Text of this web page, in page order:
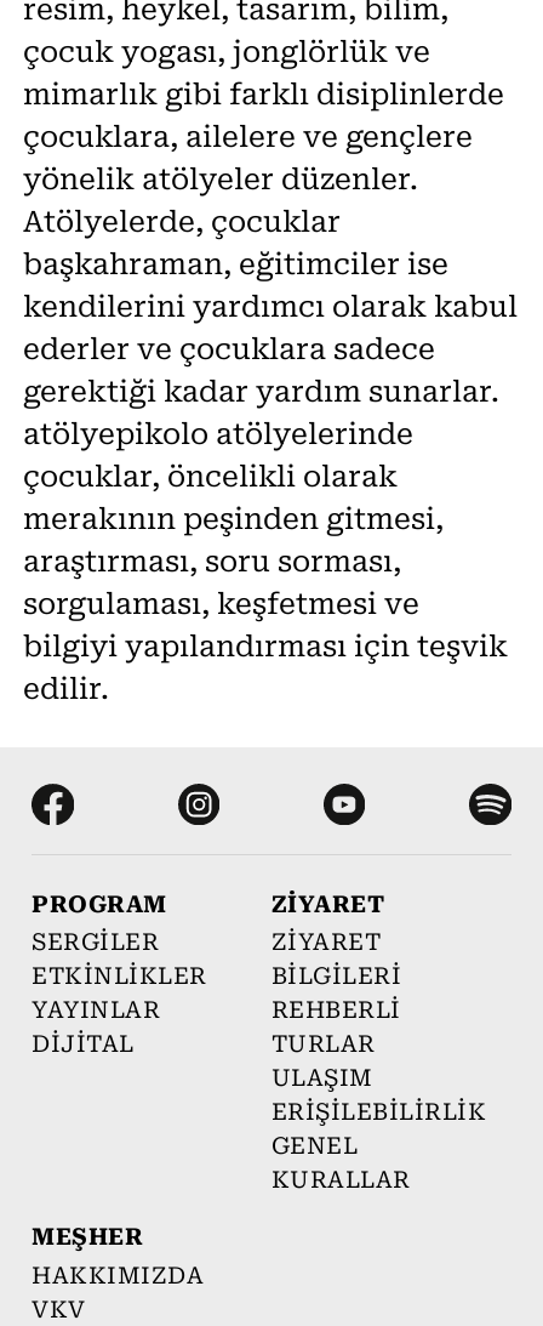
resim, heykel, tasarım, bilim,
çocuk yogası, jonglörlük ve
mimarlık gibi farklı disiplinlerde
çocuklara, ailelere ve gençlere
yönelik atölyeler düzenler.
Atölyelerde, çocuklar
başkahraman, eğitimciler ise
kendilerini yardımcı olarak kabul
ederler ve çocuklara sadece
gerektiği kadar yardım sunarlar.
atölyepikolo atölyelerinde
çocuklar, öncelikli olarak
merakının peşinden gitmesi,
araştırması, soru sorması,
sorgulaması, keşfetmesi ve
bilgiyi yapılandırması için teşvik
edilir.
PROGRAM
SERGİLER
ETKİNLİKLER
YAYINLAR
DİJİTAL
ZİYARET
ZİYARET
BİLGİLERİ
REHBERLİ
TURLAR
ULAŞIM
ERİŞİLEBİLİRLİK
GENEL
KURALLAR
MEŞHER
HAKKIMIZDA
VKV